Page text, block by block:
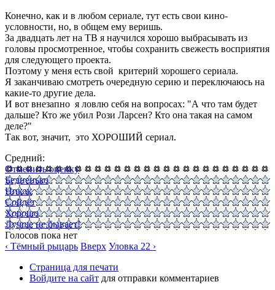
Конечно, как и в любом сериале, тут есть свои кино-
условности, но, в общем ему веришь.
За двадцать лет на ТВ я научился хорошо выбрасывать из
головы просмотренное, чтобы сохранить свежесть восприятия
для следующего проекта.
Поэтому у меня есть свой критерий хорошего сериала.
Я заканчиваю смотреть очередную серию и переключаюсь на
какие-то другие дела.
И вот внезапно я ловлю себя на вопросах: "А что там будет
дальше? Кто же убил Рози Ларсен? Кто она такая на самом
деле?"
Так вот, значит, это ХОРОШИЙ сериал.
Средний:
Отменить оценку
Бедненько
Никак
Сойдёт
Хорошо
Лучше не бывает!
Голосов пока нет
‹ Тёмный рыцарь Вверх Уловка 22 ›
Страница для печати
Войдите на сайт для отправки комментариев